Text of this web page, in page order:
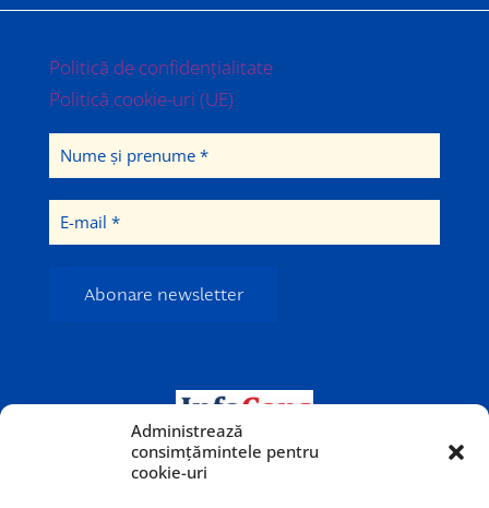
Administrează
consimțămintele pentru
cookie-uri
Politică de confidențialitate
Politică cookie-uri (UE)